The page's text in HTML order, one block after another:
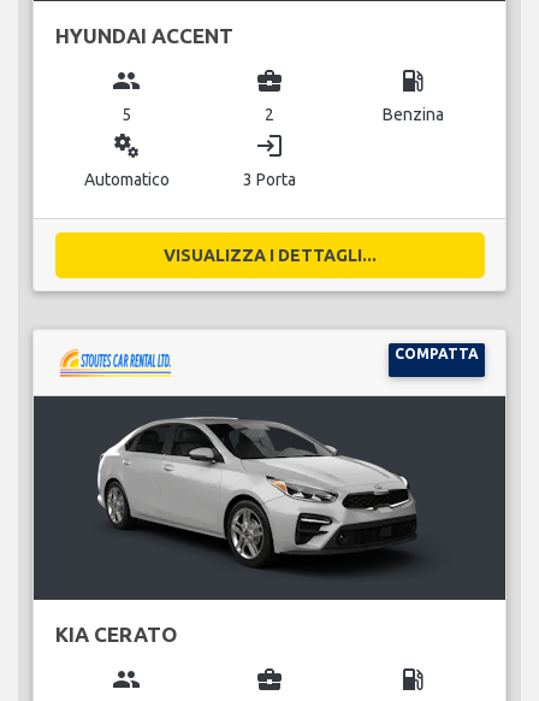
HYUNDAI ACCENT
group
5
business_center
2
local_gas_station
Benzina
miscellaneous_services
Automatico
login
3 Porta
VISUALIZZA I DETTAGLI...
COMPATTA
KIA CERATO
group business_center local_gas_station